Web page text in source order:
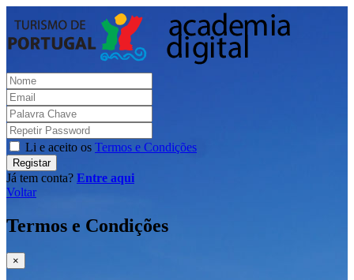
Li e aceito os Termos e Condições
Registar
Já tem conta? Entre aqui
Voltar
Termos e Condições
×